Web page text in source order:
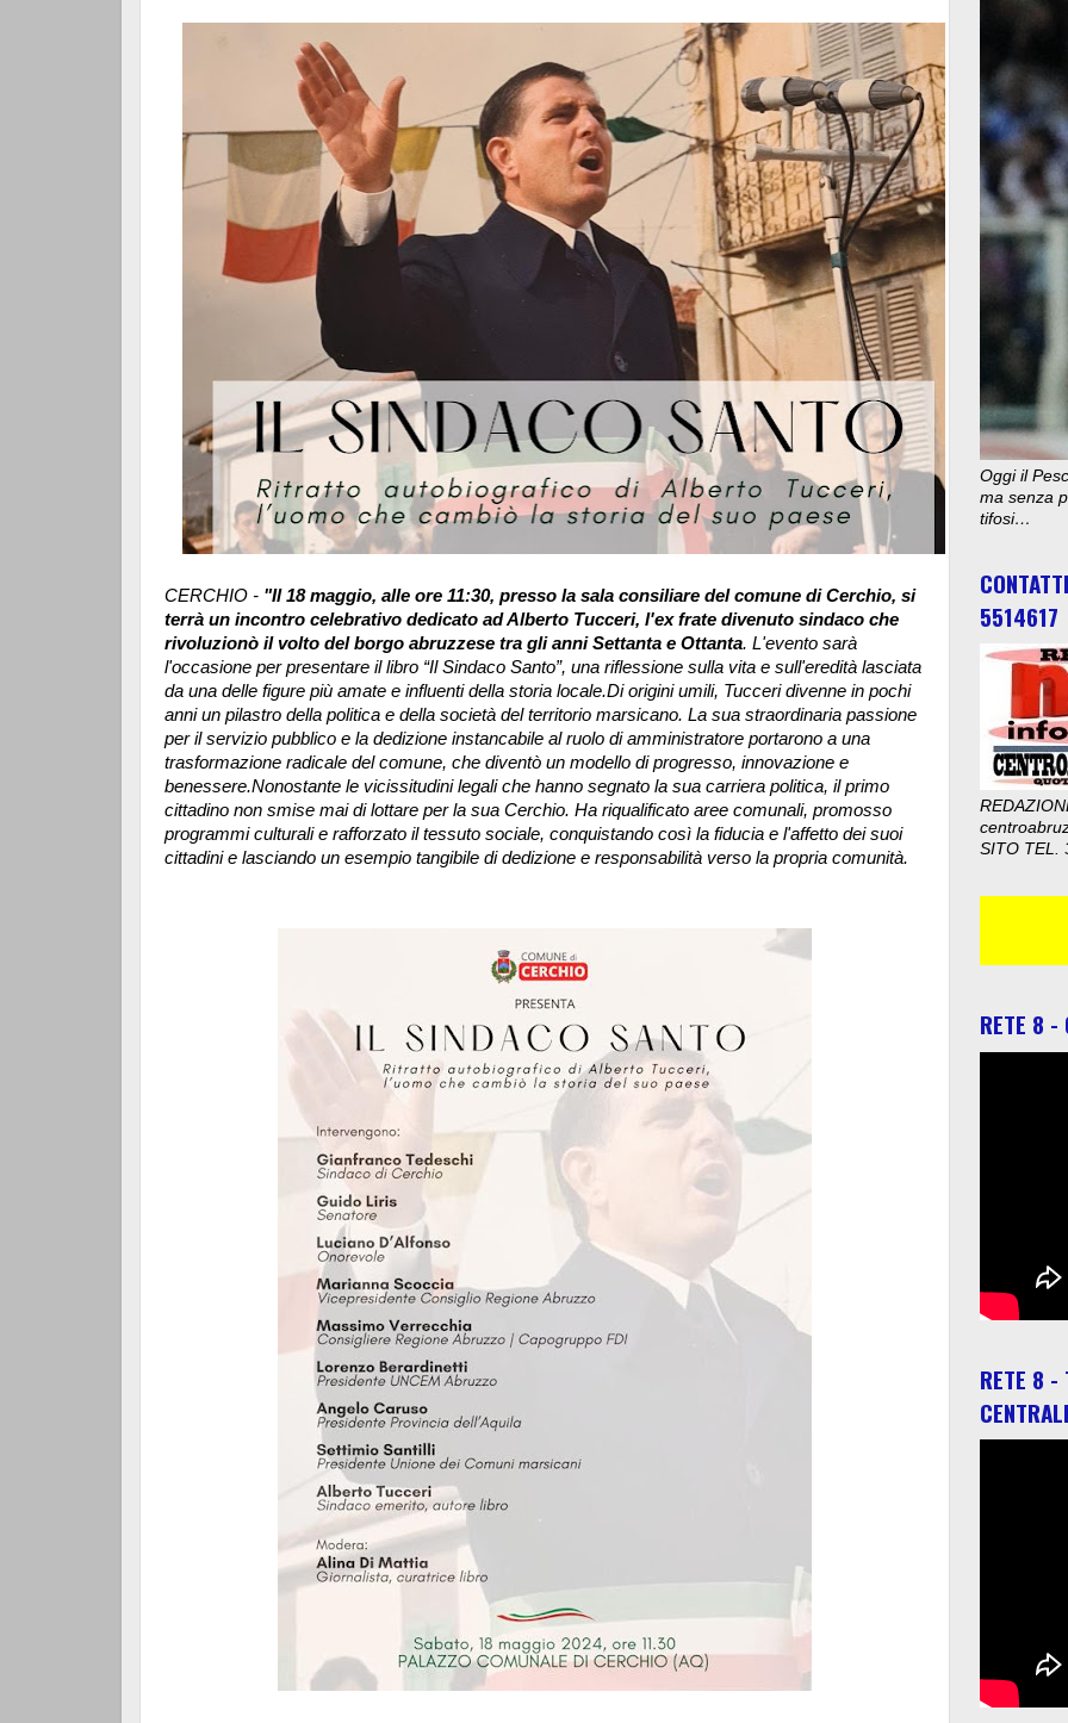
CERCHIO - "Il 18 maggio, alle ore 11:30, presso la sala consiliare del comune di Cerchio, si
terrà un incontro celebrativo dedicato ad Alberto Tucceri, l'ex frate divenuto sindaco che
rivoluzionò il volto del borgo abruzzese tra gli anni Settanta e Ottanta. L'evento sarà
l'occasione per presentare il libro “Il Sindaco Santo”, una riflessione sulla vita e sull'eredità lasciata
da una delle figure più amate e influenti della storia locale.Di origini umili, Tucceri divenne in pochi
anni un pilastro della politica e della società del territorio marsicano. La sua straordinaria passione
per il servizio pubblico e la dedizione instancabile al ruolo di amministratore portarono a una
trasformazione radicale del comune, che diventò un modello di progresso, innovazione e
benessere.Nonostante le vicissitudini legali che hanno segnato la sua carriera politica, il primo
cittadino non smise mai di lottare per la sua Cerchio. Ha riqualificato aree comunali, promosso
programmi culturali e rafforzato il tessuto sociale, conquistando così la fiducia e l'affetto dei suoi
cittadini e lasciando un esempio tangibile di dedizione e responsabilità verso la propria comunità.
Oggi il
ma senza
tifosi…
5514617
SITO TEL.
RETE 8 -
RETE 8 -